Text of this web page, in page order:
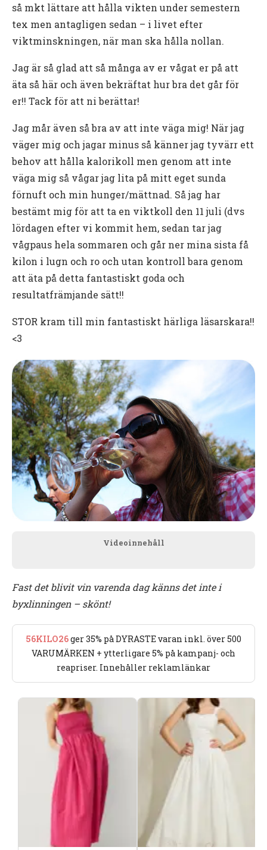
så mkt lättare att hålla vikten under semestern
tex men antagligen sedan – i livet efter
viktminskningen, när man ska hålla nollan.
Jag är så glad att så många av er vågat er på att
äta så här och även bekräftat hur bra det går för
er!! Tack för att ni berättar!
Jag mår även så bra av att inte väga mig! När jag
väger mig och jagar minus så känner jag tyvärr ett
behov att hålla kalorikoll men genom att inte
väga mig så vågar jag lita på mitt eget sunda
förnuft och min hunger/mättnad. Så jag har
bestämt mig för att ta en viktkoll den 11 juli (dvs
lördagen efter vi kommit hem, sedan tar jag
vågpaus hela sommaren och går ner mina sista få
kilon i lugn och ro och utan kontroll bara genom
att äta på detta fantastiskt goda och
resultatfrämjande sätt!!
STOR kram till min fantastiskt härliga läsarskara!!
<3
Videoinnehåll
Fast det blivit vin varenda dag känns det inte i
byxlinningen – skönt!
56KILO26ger 35% på DYRASTE varan inkl. över 500
VARUMÄRKEN + ytterligare 5% på kampanj- och
reapriser. Innehåller reklamlänkar